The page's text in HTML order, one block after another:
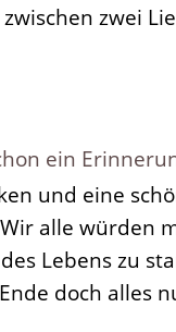
zwei
ein
und eine
alle würden
Lebens zu
doch alles